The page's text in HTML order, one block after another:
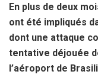
En plus de deux
ont été impliqués
dont une attaque
tentative déjouée
l’aéroport de